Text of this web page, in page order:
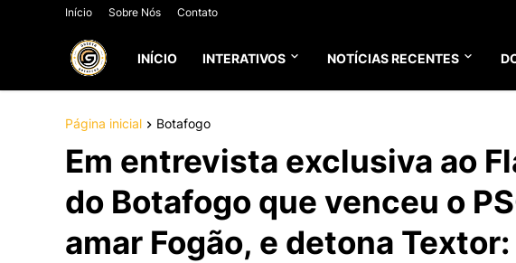
Início Sobre Nós Contato
INÍCIO INTERATIVOS NOTÍCIAS RECENTES
Página inicial Botafogo
Em entrevista exclusiva ao
do Botafogo que venceu o
amar Fogão, e detona